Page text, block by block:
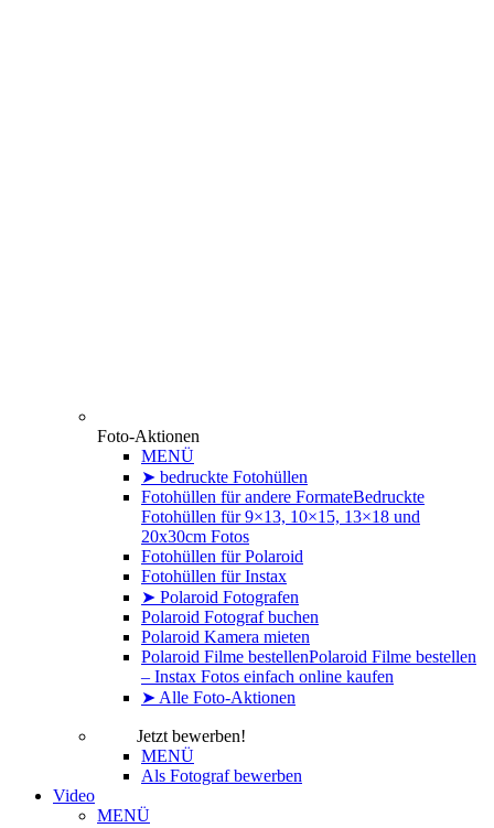
Foto-Aktionen
MENÜ
➤ bedruckte Fotohüllen
Fotohüllen für andere FormateBedruckte
Fotohüllen für 9×13, 10×15, 13×18 und
20x30cm Fotos
Fotohüllen für Polaroid
Fotohüllen für Instax
➤ Polaroid Fotografen
Polaroid Fotograf buchen
Polaroid Kamera mieten
Polaroid Filme bestellenPolaroid Filme bestellen
– Instax Fotos einfach online kaufen
➤ Alle Foto-Aktionen
Jetzt bewerben!
MENÜ
Als Fotograf bewerben
Video
MENÜ